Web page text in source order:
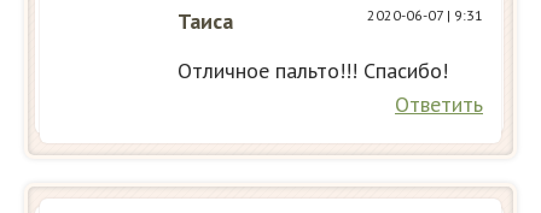
Таиса 2020-06-07 | 9:31
Отличное пальто!!! Спасибо!
Ответить